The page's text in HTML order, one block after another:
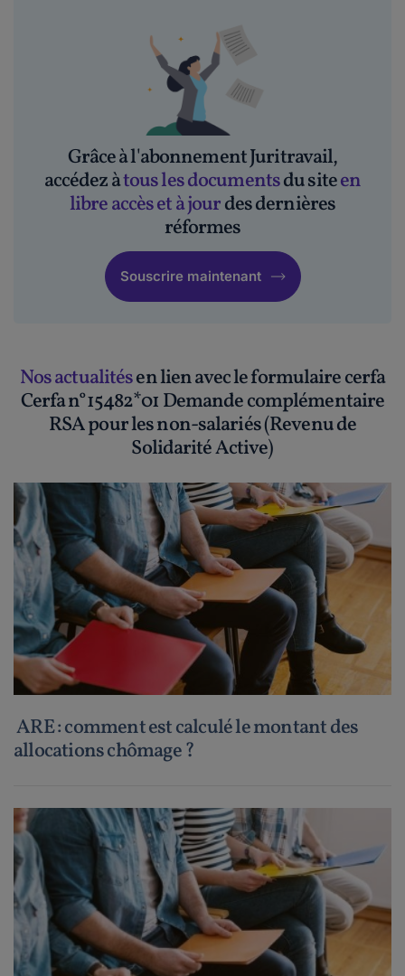
Grâce à l'abonnement Juritravail,
accédez àtous les documentsdu siteen
libre accès et à jourdes dernières
réformes
Souscrire maintenant
Nos actualitésen lien avec le formulaire cerfa
Cerfa n°15482*01 Demande complémentaire
RSA pour les non-salariés (Revenu de
Solidarité Active)
ARE : comment est calculé le montant des
allocations chômage ?